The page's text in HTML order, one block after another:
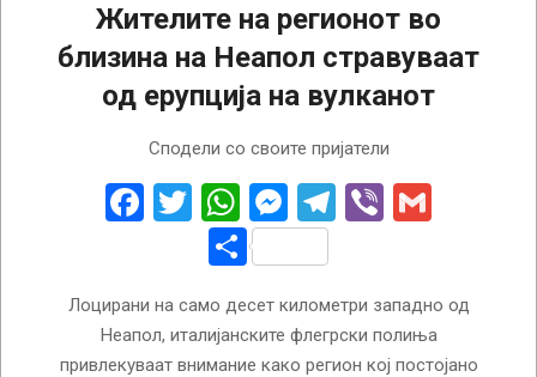
Жителите на регионот во
близина на Неапол стравуваат
од ерупција на вулканот
Сподели со своите пријатели
Facebook
Twitter
WhatsApp
Messenger
Telegram
Viber
Share
Лоцирани на само десет километри западно од
Неапол, италијанските флегрски полиња
привлекуваат внимание како регион кој постојано